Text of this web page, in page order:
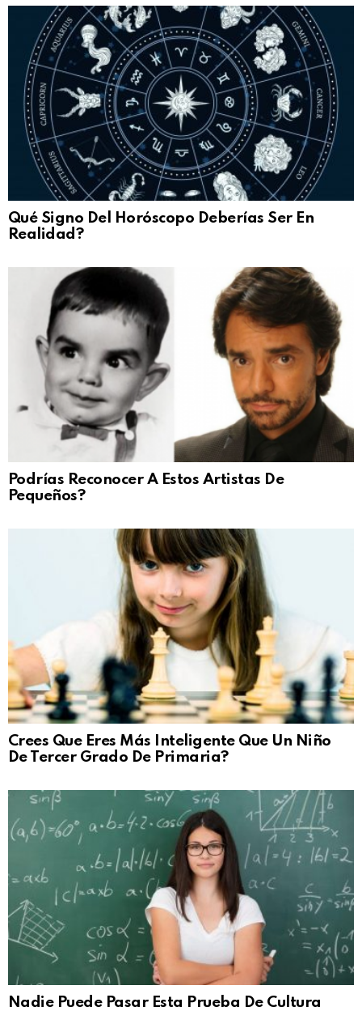
Qué Signo Del Horóscopo Deberías Ser En
Realidad?
Podrías Reconocer A Estos Artistas De
Pequeños?
Crees Que Eres Más Inteligente Que Un Niño
De Tercer Grado De Primaria?
Nadie Puede Pasar Esta Prueba De Cultura